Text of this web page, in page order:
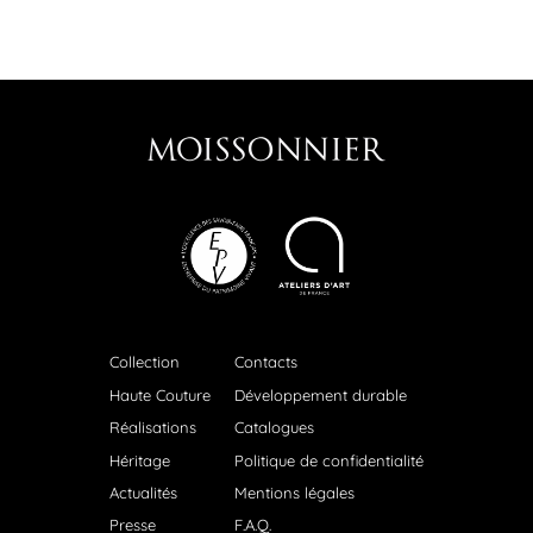
Collection
Haute Couture
Réalisations
Héritage
Actualités
Presse
Contacts
Développement durable
Catalogues
Politique de confidentialité
Mentions légales
F.A.Q.